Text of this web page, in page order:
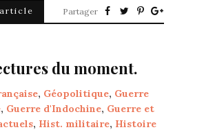
Partager
du moment.
, Géopolitique, Guerre
, Guerre d'Indochine, Guerre et
, Hist. militaire, Histoire